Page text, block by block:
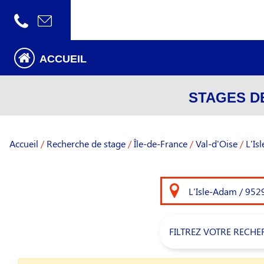
ACCUEIL
STAGES
Accueil / Recherche de stage /Île-de-France /Val-d'Oise /
FILTREZ VOTRE